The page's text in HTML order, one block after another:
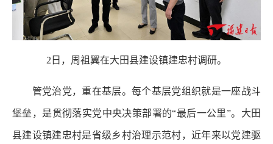
2日，周祖翼在大田县建设镇建忠村调研。
管党治党，重在基层。每个基层党组织就是一座战斗
堡垒，是贯彻落实党中央决策部署的“最后一公里”。大田
县建设镇建忠村是省级乡村治理示范村，近年来以党建驱